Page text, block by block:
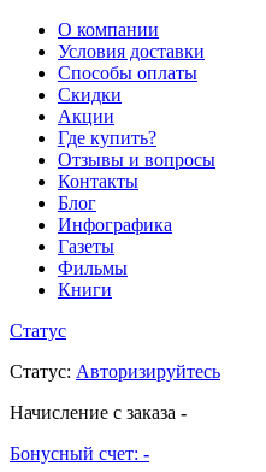
О компании
Условия доставки
Способы оплаты
Скидки
Акции
Где купить?
Отзывы и вопросы
Контакты
Блог
Инфографика
Газеты
Фильмы
Книги
Статус
Статус: Авторизируйтесь
Начисление с заказа -
Бонусный счет: -